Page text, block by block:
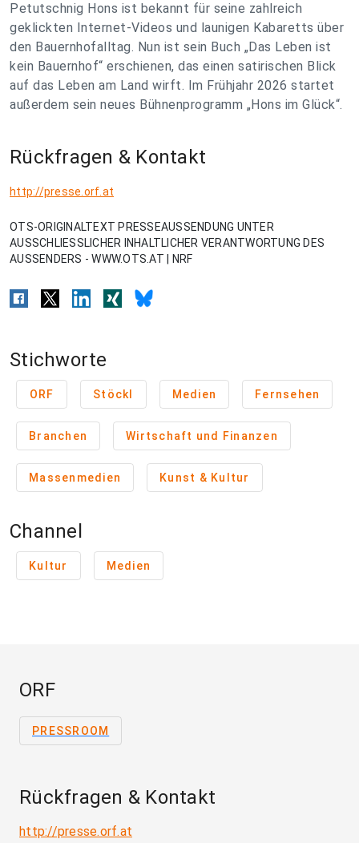
Petutschnig Hons ist bekannt für seine zahlreich
geklickten Internet-Videos und launigen Kabaretts über
den Bauernhofalltag. Nun ist sein Buch „Das Leben ist
kein Bauernhof“ erschienen, das einen satirischen Blick
auf das Leben am Land wirft. Im Frühjahr 2026 startet
außerdem sein neues Bühnenprogramm „Hons im Glück“.
Rückfragen & Kontakt
http://presse.orf.at
OTS-ORIGINALTEXT PRESSEAUSSENDUNG UNTER
AUSSCHLIESSLICHER INHALTLICHER VERANTWORTUNG DES
AUSSENDERS - WWW.OTS.AT | NRF
Stichworte
ORF Stöckl Medien Fernsehen
Branchen Wirtschaft und Finanzen
Massenmedien Kunst & Kultur
Channel
Kultur Medien
ORF
PRESSROOM
Rückfragen & Kontakt
http://presse.orf.at